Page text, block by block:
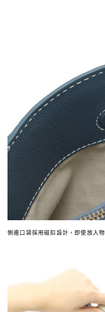
側邊口袋採用磁扣設計，即使放入